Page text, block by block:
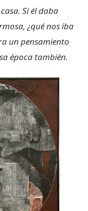
Si él daba
¿qué nos iba
un pensamiento
época también.